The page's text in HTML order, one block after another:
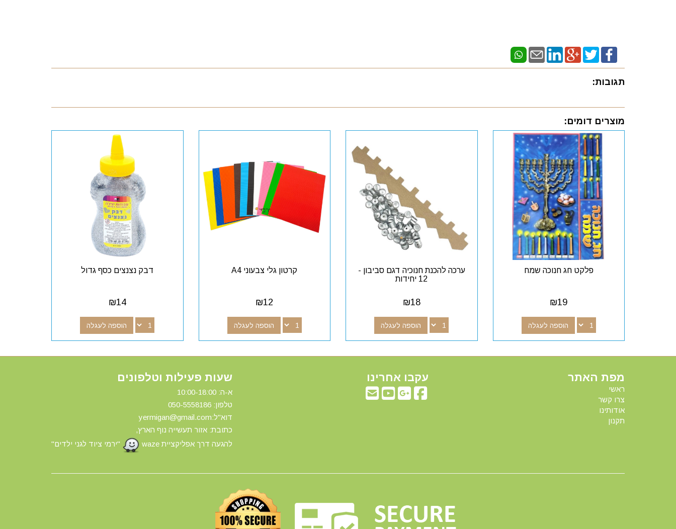
תגובות:
מוצרים דומים:
פלקט חג חנוכה שמח
₪19
הוספה לעגלה
ערכה להכנת חנוכיה דגם סביבון -
12 יחידות
₪18
הוספה לעגלה
קרטון גלי צבעוני A4
₪12
הוספה לעגלה
דבק נצנצים כסף גדול
₪14
הוספה לעגלה
מפת האתר
ראשי
צרו קשר
אודותינו
תקנון
עקבו אחרינו שעות פעילות וטלפונים
א-ה: 10:00-18:00
טלפון: 0 50-5558186
דוא"ל:yermigan@gmail.com
כתובת: אזור תעשייה נוף הארץ,
להגעה דרך אפליקציית waze
"ירמי ציוד לגני ילדים"